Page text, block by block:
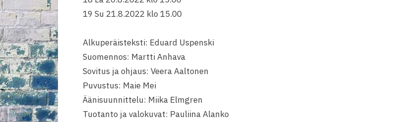
19 Su 21.8.2022 klo 15.00
Alkuperäisteksti: Eduard Uspenski
Suomennos: Martti Anhava
Sovitus ja ohjaus: Veera Aaltonen
Puvustus: Maie Mei
Äänisuunnittelu: Miika Elmgren
Tuotanto ja valokuvat: Pauliina Alanko